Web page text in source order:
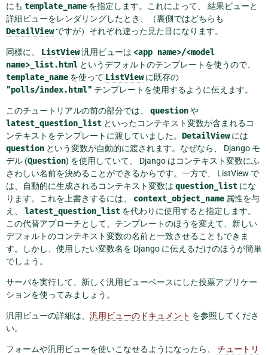
にも template_name を指定します。これによって、 結果ビューと
詳細ビューをレンダリングしたとき、（裏側ではどちらも
DetailViewですが）それぞれ違った見た目になります。
同様に、 ListView汎用ビューは <app name>/<model
name>_list.html というデフォルトのテンプレートを使うので、
template_name を使って ListViewに既存の
"polls/index.html" テンプレートを使用するように伝えます。
このチュートリアルの前の部分では、 questionや
latest_question_list といったコンテキスト変数が含まれるコ
ンテキストをテンプレートに渡していました。 DetailViewには
question という変数が自動的に渡されます。なぜなら、 Django モ
デル (Question) を使用していて、 Django はコンテキスト変数にふ
さわしい名前を決めることができるからです。一方で、 ListView で
は、自動的に生成されるコンテキスト変数は question_list にな
ります。これを上書きするには、 context_object_name 属性を与
え、 latest_question_list を代わりに使用すると指定します。
この代替アプローチとして、テンプレートのほうを変えて、新しい
デフォルトのコンテキスト変数の名前と一致させることもできま
す。しかし、使用したい変数名を Django に伝えるだけのほうが簡単
でしょう。
サーバを実行して、新しく汎用ビューベースにした投票アプリケー
ションを使ってみましょう。
汎用ビューの詳細は、 汎用ビューのドキュメント を参照してくださ
い。
フォームや汎用ビューを使いこなせるようになったら、 チュートリ